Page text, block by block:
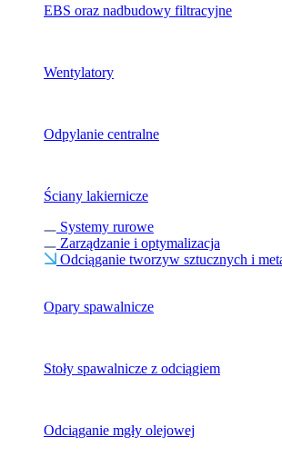
EBS oraz nadbudowy filtracyjne
Wentylatory
Odpylanie centralne
Ściany lakiernicze
Systemy rurowe
Zarządzanie i optymalizacja
Odciąganie tworzyw sztucznych i
Opary spawalnicze
Stoły spawalnicze z odciągiem
Odciąganie mgły olejowej